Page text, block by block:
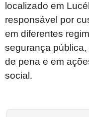
localizado em
responsável por
em diferentes
segurança
de pena e em
social.